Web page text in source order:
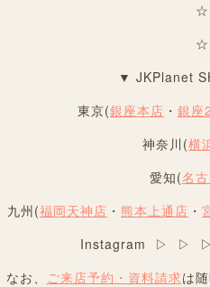
☆
☆
▼ JKPlanet
東京(銀座本店 ・ 銀座
神奈川(横
愛知(名
九州(福岡天神店 ・ 熊本上通店 ・
Instagram ▷ ▷
なお、
ご来店予約・資料請求は